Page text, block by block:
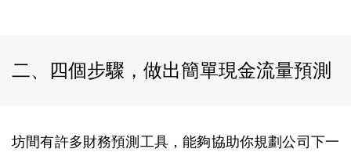
二、四個步驟，做出簡單現金流量預測
坊間有許多財務預測工具，能夠協助你規劃公司下一